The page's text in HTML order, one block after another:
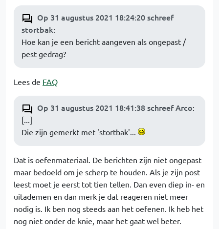
Op 31 augustus 2021 18:24:20 schreef
stortbak:
Hoe kan je een bericht aangeven als ongepast /
pest gedrag?
Lees de FAQ
Op 31 augustus 2021 18:41:38 schreef Arco:
[...]
Die zijn gemerkt met 'stortbak'...
Dat is oefenmateriaal. De berichten zijn niet ongepast
maar bedoeld om je scherp te houden. Als je zijn post
leest moet je eerst tot tien tellen. Dan even diep in- en
uitademen en dan merk je dat reageren niet meer
nodig is. Ik ben nog steeds aan het oefenen. Ik heb het
nog niet onder de knie, maar het gaat wel beter.